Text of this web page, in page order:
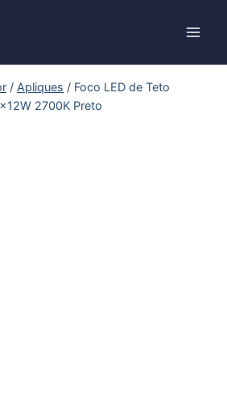
/ Apliques / Foco LED de Teto
2700K Preto